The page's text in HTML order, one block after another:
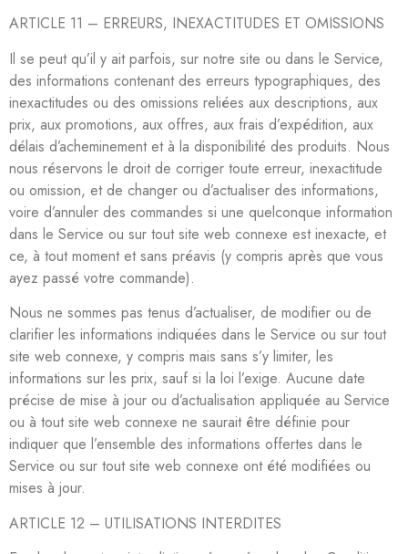
ARTICLE 11 – ERREURS, INEXACTITUDES ET OMISSIONS
Il se peut qu’il y ait parfois, sur notre site ou dans le Service,
des informations contenant des erreurs typographiques, des
inexactitudes ou des omissions reliées aux descriptions, aux
prix, aux promotions, aux offres, aux frais d’expédition, aux
délais d’acheminement et à la disponibilité des produits. Nous
nous réservons le droit de corriger toute erreur, inexactitude
ou omission, et de changer ou d’actualiser des informations,
voire d’annuler des commandes si une quelconque information
dans le Service ou sur tout site web connexe est inexacte, et
ce, à tout moment et sans préavis (y compris après que vous
ayez passé votre commande).
Nous ne sommes pas tenus d’actualiser, de modifier ou de
clarifier les informations indiquées dans le Service ou sur tout
site web connexe, y compris mais sans s’y limiter, les
informations sur les prix, sauf si la loi l’exige. Aucune date
précise de mise à jour ou d’actualisation appliquée au Service
ou à tout site web connexe ne saurait être définie pour
indiquer que l’ensemble des informations offertes dans le
Service ou sur tout site web connexe ont été modifiées ou
mises à jour.
ARTICLE 12 – UTILISATIONS INTERDITES